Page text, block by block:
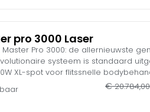
intensieve 4-daagse laser
garantie. Profiteer tijdelijk van
gratis huidkoelingsyteem.
pro 3000 Laser
Pro 3000: de allernieuwste
systeem is standaard
XL-spot voor flitssnelle
waardoor tijdrovende lenswissels
OS berekent de machine
op basis van de unieke
€20.784,00